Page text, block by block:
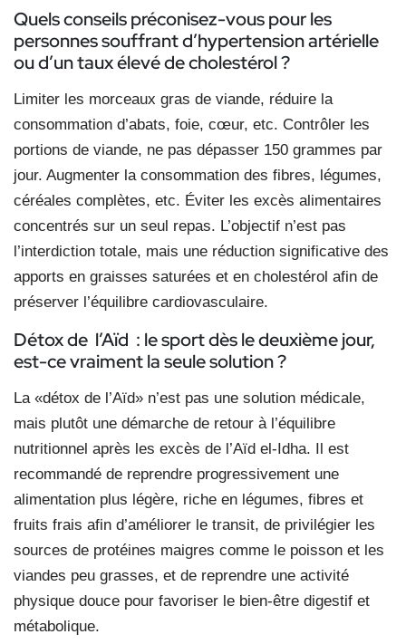
Quels conseils préconisez-vous pour les
personnes souffrant d’hypertension artérielle
ou d’un taux élevé de cholestérol ?
Limiter les morceaux gras de viande, réduire la
consommation d’abats, foie, cœur, etc. Contrôler les
portions de viande, ne pas dépasser 150 grammes par
jour. Augmenter la consommation des fibres, légumes,
céréales complètes, etc. Éviter les excès alimentaires
concentrés sur un seul repas. L’objectif n’est pas
l’interdiction totale, mais une réduction significative des
apports en graisses saturées et en cholestérol afin de
préserver l’équilibre cardiovasculaire.
Détox de l’Aïd : le sport dès le deuxième jour,
est-ce vraiment la seule solution ?
La «détox de l’Aïd» n’est pas une solution médicale,
mais plutôt une démarche de retour à l’équilibre
nutritionnel après les excès de l’Aïd el-Idha. Il est
recommandé de reprendre progressivement une
alimentation plus légère, riche en légumes, fibres et
fruits frais afin d’améliorer le transit, de privilégier les
sources de protéines maigres comme le poisson et les
viandes peu grasses, et de reprendre une activité
physique douce pour favoriser le bien-être digestif et
métabolique.